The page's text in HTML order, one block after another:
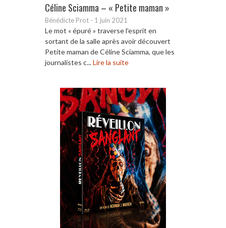
Céline Sciamma – « Petite maman »
Bénédicte Prot - 1 juin 2021
Le mot « épuré » traverse l’esprit en
sortant de la salle après avoir découvert
Petite maman de Céline Sciamma, que les
journalistes c...Lire la suite